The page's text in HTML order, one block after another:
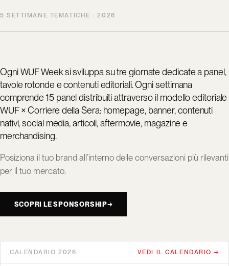
5 SETTIMANE TEMATICHE · 2026
Ogni WUF Week si sviluppa su tre giornate dedicate a panel,
tavole rotonde e contenuti editoriali. Ogni settimana
comprende 15 panel distribuiti attraverso il modello editoriale
WUF × Corriere della Sera: homepage, banner, contenuti
nativi, social media, articoli, aftermovie, magazine e
merchandising.
Posiziona il tuo brand all’interno delle conversazioni più rilevanti
per il tuo mercato.
SCOPRI LE SPONSORSHIP→
CALENDARIO 2026 VEDI IL CALENDARIO →